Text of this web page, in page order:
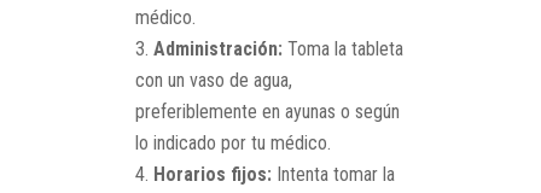
médico.
Administración: Toma la tableta
con un vaso de agua,
preferiblemente en ayunas o según
lo indicado por tu médico.
Horarios fijos: Intenta tomar la